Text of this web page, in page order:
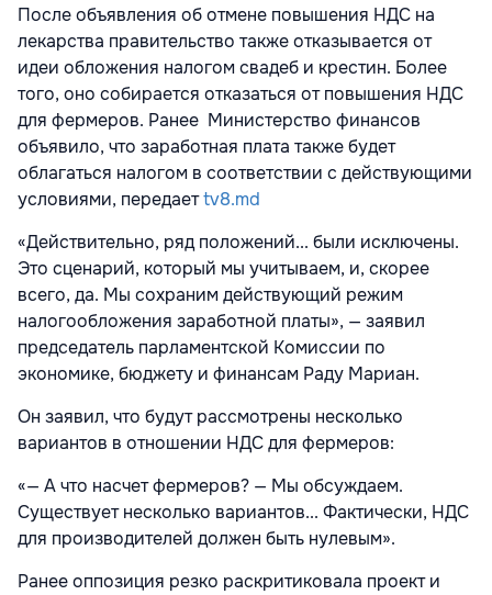
После объявления об отмене повышения НДС на
лекарства правительство также отказывается от
идеи обложения налогом свадеб и крестин. Более
того, оно собирается отказаться от повышения НДС
для фермеров. Ранее Министерство финансов
объявило, что заработная плата также будет
облагаться налогом в соответствии с действующими
условиями, передаетtv8.md
«Действительно, ряд положений... были исключены.
Это сценарий, который мы учитываем, и, скорее
всего, да. Мы сохраним действующий режим
налогообложения заработной платы», — заявил
председатель парламентской Комиссии по
экономике, бюджету и финансам Раду Мариан.
Он заявил, что будут рассмотрены несколько
вариантов в отношении НДС для фермеров:
«— А что насчет фермеров? — Мы обсуждаем.
Существует несколько вариантов... Фактически, НДС
для производителей должен быть нулевым».
Ранее оппозиция резко раскритиковала проект и